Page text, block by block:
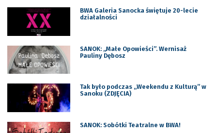
BWA Galeria Sanocka świętuje 20-lecie
działalności
SANOK: „Małe Opowieści”. Wernisaż
Pauliny Dębosz
Tak było podczas „Weekendu z Kulturą” w
Sanoku (ZDJĘCIA)
SANOK: Sobótki Teatralne w BWA!